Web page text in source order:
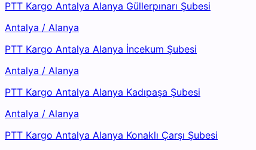
PTT Kargo Antalya Alanya Güllerpınarı Şubesi
Antalya / Alanya
PTT Kargo Antalya Alanya İncekum Şubesi
Antalya / Alanya
PTT Kargo Antalya Alanya Kadıpaşa Şubesi
Antalya / Alanya
PTT Kargo Antalya Alanya Konaklı Çarşı Şubesi